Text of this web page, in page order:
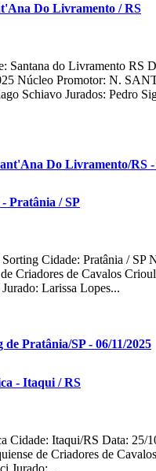
Do Livramento / RS
Santana do Livramento RS
Núcleo Promotor: N.
Schiavo Jurados: Pedro
Do Livramento/RS -
Pratânia / SP
Cidade: Pratânia / SP
Criadores de Cavalos
Larissa Lopes...
Pratânia/SP - 06/11/2025
- Itaqui / RS
Cidade: Itaqui/RS Data: 25/
de Criadores de
Jurado:...